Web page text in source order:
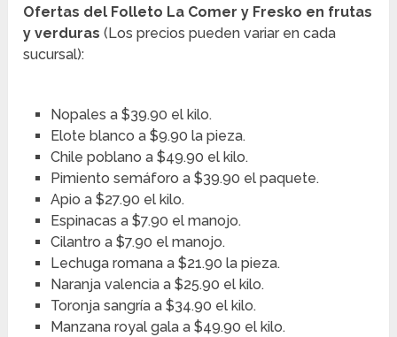
Ofertas del Folleto La Comer y Fresko en frutas
y verduras (Los precios pueden variar en cada
sucursal):
Nopales a $39.90 el kilo.
Elote blanco a $9.90 la pieza.
Chile poblano a $49.90 el kilo.
Pimiento semáforo a $39.90 el paquete.
Apio a $27.90 el kilo.
Espinacas a $7.90 el manojo.
Cilantro a $7.90 el manojo.
Lechuga romana a $21.90 la pieza.
Naranja valencia a $25.90 el kilo.
Toronja sangría a $34.90 el kilo.
Manzana royal gala a $49.90 el kilo.